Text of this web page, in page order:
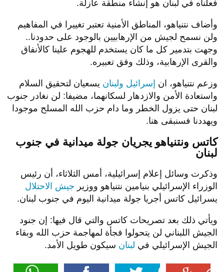
فعلناه في ‎لبنان هو إنشاء منطقة عازلة.
وأضاف نتنياهو، المناطق الأمنية تعتبر تغييرا في المفاهيم
ولن نسمح لجيش من الإرهابيين بالوجود على حدودنا..
وجهت بتدمير كل ما كان يستخدم للهجوم علينا كالأنفاق
والقرى الإرهابية، وذلك وفق تعبيره.
وزعم نتنياهو، ان إسرائيل ولبنان يسعيان لتحقيق السلام
واستعادة الأمن والازدهار لسكانهما، مضيفا: لن نغادر جنوب
لبنان حتى يزول الخطر وما دام ‎حزب الله المسلح موجودا
ويهددنا فسنبقى هنا.
كاتس ونتنياهو يجريان جولة ميدانية في جنوب
لبنان
وذكرت وسائل إعلام إسرائيلية، أمس الثلاثاء، أن رئيس
الوزراء الإسرائيلي بنيامين نتنياهو ووزير جيش الاحتلال
يسرائيل كاتس أجريا جولة ميدانية اليوم في جنوب لبنان.
ويأتي ذلك بعد تصريحات كاتس والتي قال فيها: إن جنود
الجيش اللبناني لن يتحولوا فجأة لمهاجمة حزب الله وبقاء
الجيش الإسرائيلي في لبنان سيكون طويل الأمد.